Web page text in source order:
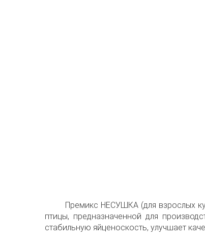
Премикс НЕСУШКА (для взрослых
птицы, предназначенной для
стабильную яйценоскость, улучшает